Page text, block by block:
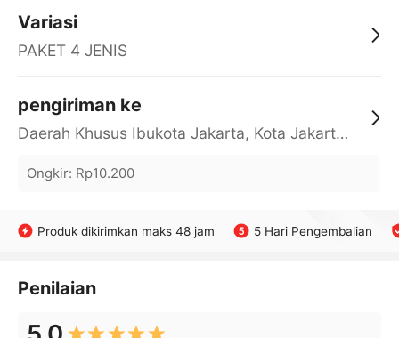
Variasi
PAKET 4 JENIS
pengiriman ke
Daerah Khusus Ibukota Jakarta, Kota Jakarta Barat, Cengkareng, yy
Ongkir: Rp10.200
Produk dikirimkan maks 48 jam 5 Hari Pengembalian
Penilaian